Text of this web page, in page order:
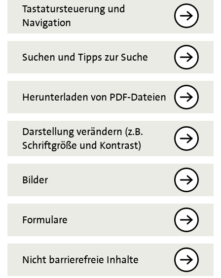
Tastatursteuerung und
Navigation
Suchen und Tipps zur Suche
Herunterladen von PDF-Dateien
Darstellung verändern (z.B.
Schriftgröße und Kontrast)
Bilder
Formulare
Nicht barrierefreie Inhalte